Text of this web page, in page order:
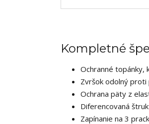
Kompletné
Ochranné topánky,
Zvršok odolný
Ochrana päty z
Diferencovaná
Zapínanie na 3